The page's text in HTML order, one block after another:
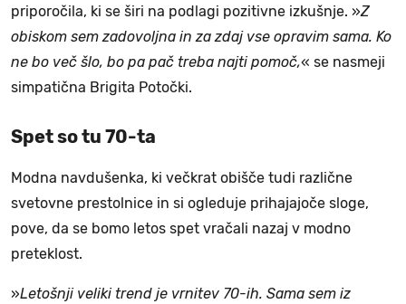
priporočila, ki se širi na podlagi pozitivne izkušnje. »Z
obiskom sem zadovoljna in za zdaj vse opravim sama. Ko
ne bo več šlo, bo pa pač treba najti pomoč,« se nasmeji
simpatična Brigita Potočki.
Spet so tu 70-ta
Modna navdušenka, ki večkrat obišče tudi različne
svetovne prestolnice in si ogleduje prihajajoče sloge,
pove, da se bomo letos spet vračali nazaj v modno
preteklost.
»Letošnji veliki trend je vrnitev 70-ih. Sama sem iz